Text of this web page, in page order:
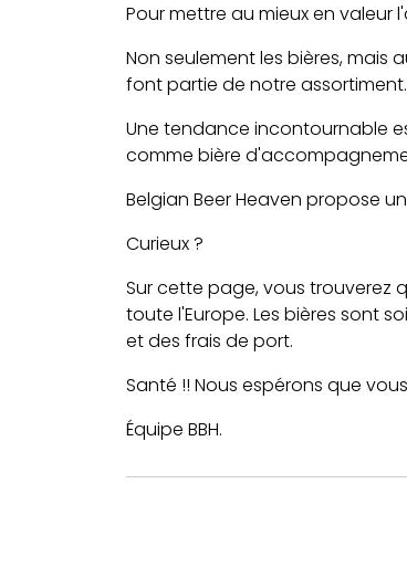
Pour mettre au mieux en
Non seulement les bières, mais
font partie de notre assortiment.
Une tendance incontournable
comme bière
Belgian Beer Heaven propose
Curieux ?
Sur cette page, vous trouverez
toute l'Europe. Les bières sont
et des frais de port.
Santé !! Nous espérons que
Équipe BBH.